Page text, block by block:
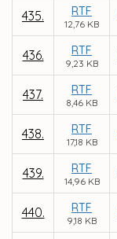
435. RTF
12,76 KB
436. RTF
9,23 KB
437. RTF
8,46 KB
438. RTF
17,18 KB
439. RTF
14,96 KB
440. RTF
9,18 KB